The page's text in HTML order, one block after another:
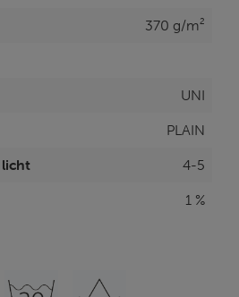
370 g/m²
UNI
PLAIN
4-5
1 %